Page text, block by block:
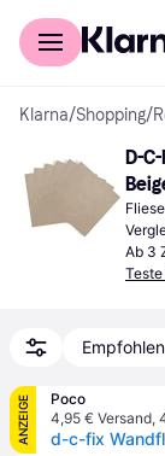
Für Shopper
Klarna/Shopping/
D-
Ab 3
Empfohlen
ANZEIGE
Poco
4,95 € Versand,